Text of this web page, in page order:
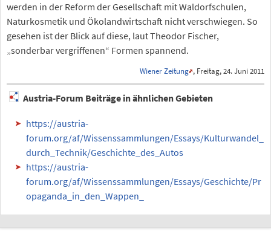
werden in der Reform der Gesellschaft mit Waldorfschulen,
Naturkosmetik und Ökolandwirtschaft nicht verschwiegen. So
gesehen ist der Blick auf diese, laut Theodor Fischer,
„sonderbar vergriffenen“ Formen spannend.
Wiener Zeitung , Freitag, 24. Juni 2011
Austria-Forum Beiträge in ähnlichen Gebieten
https://austria-
forum.org/af/Wissenssammlungen/Essays/Kulturwandel_
durch_Technik/Geschichte_des_Autos
https://austria-
forum.org/af/Wissenssammlungen/Essays/Geschichte/Pr
opaganda_in_den_Wappen_